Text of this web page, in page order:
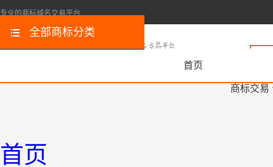
专业的商标域名交易平台
首页
商标交易
全部商标分类
首页